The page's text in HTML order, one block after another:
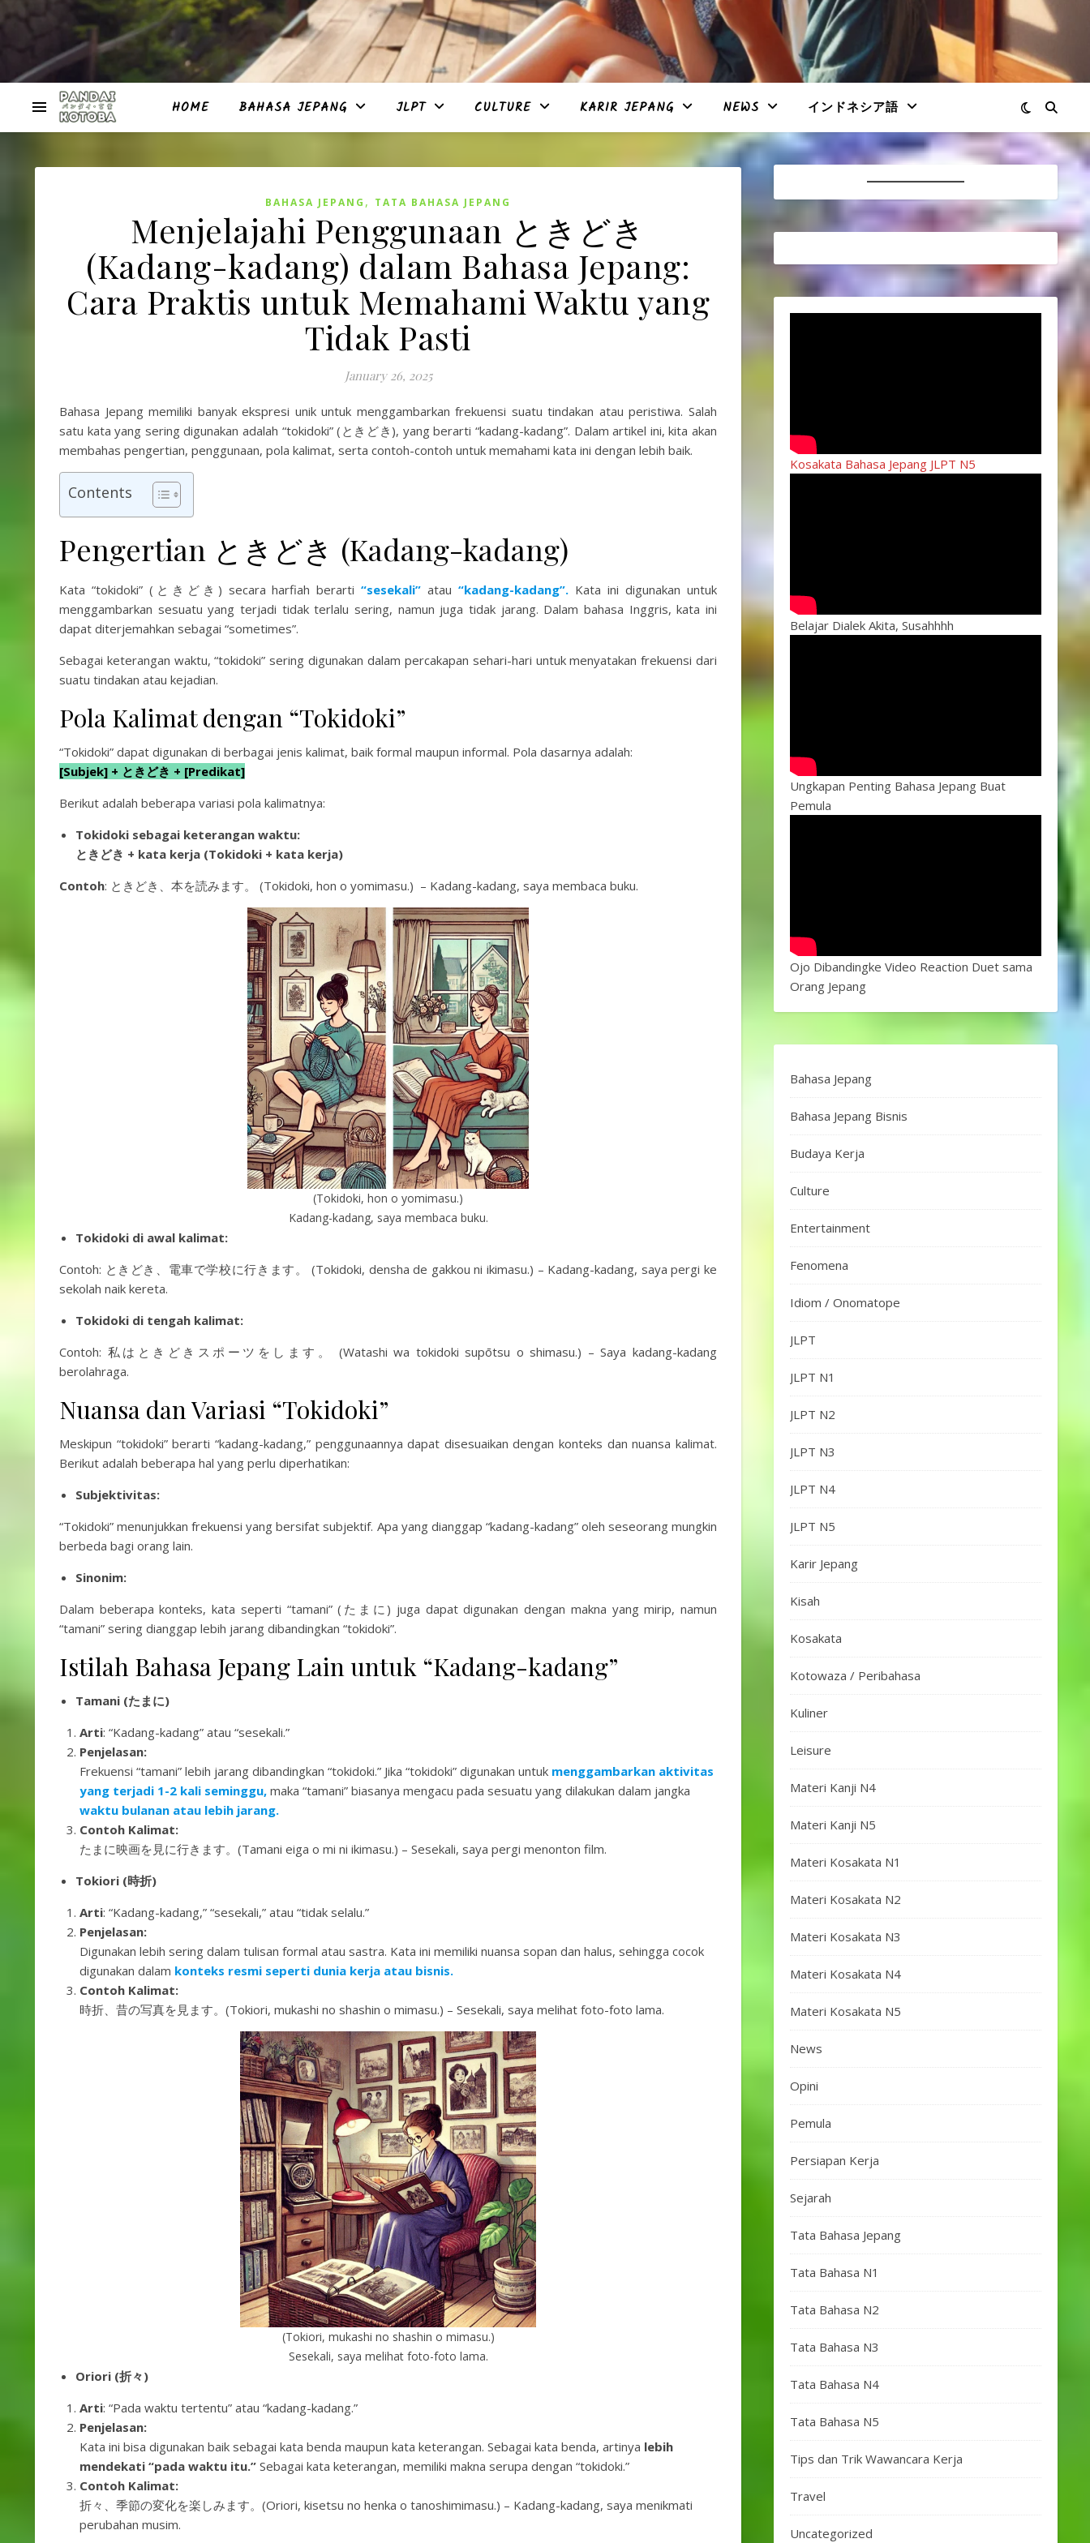
HOME BAHASA JEPANG JLPT CULTURE KARIR JEPANG NEWS インドネシア語
BAHASA JEPANG , TATA BAHASA JEPANG
Menjelajahi Penggunaan ときどき
(Kadang-kadang) dalam Bahasa Jepang:
Cara Praktis untuk Memahami Waktu yang
Tidak Pasti
January 26, 2025
Bahasa Jepang memiliki banyak ekspresi unik untuk menggambarkan frekuensi suatu tindakan atau peristiwa. Salah
satu kata yang sering digunakan adalah “tokidoki” (ときどき), yang berarti “kadang-kadang”. Dalam artikel ini, kita akan
membahas pengertian, penggunaan, pola kalimat, serta contoh-contoh untuk memahami kata ini dengan lebih baik.
Contents
Pengertian ときどき (Kadang-kadang)
Kata “tokidoki” (ときどき) secara harfiah berarti“sesekali” atau“kadang-kadang”. Kata ini digunakan untuk
menggambarkan sesuatu yang terjadi tidak terlalu sering, namun juga tidak jarang. Dalam bahasa Inggris, kata ini
dapat diterjemahkan sebagai “sometimes”.
Sebagai keterangan waktu, “tokidoki” sering digunakan dalam percakapan sehari-hari untuk menyatakan frekuensi dari
suatu tindakan atau kejadian.
Pola Kalimat dengan “Tokidoki”
“Tokidoki” dapat digunakan di berbagai jenis kalimat, baik formal maupun informal. Pola dasarnya adalah:
[Subjek] + ときどき + [Predikat]
Berikut adalah beberapa variasi pola kalimatnya:
Tokidoki sebagai keterangan waktu:
ときどき + kata kerja (Tokidoki + kata kerja)
Contoh: ときどき、本を読みます。 (Tokidoki, hon o yomimasu.) – Kadang-kadang, saya membaca buku.
(Tokidoki, hon o yomimasu.)
Kadang-kadang, saya membaca buku.
Tokidoki di awal kalimat:
Contoh: ときどき、電車で学校に行きます。 (Tokidoki, densha de gakkou ni ikimasu.) – Kadang-kadang, saya pergi ke
sekolah naik kereta.
Tokidoki di tengah kalimat:
Contoh: 私はときどきスポーツをします。 (Watashi wa tokidoki supōtsu o shimasu.) – Saya kadang-kadang
berolahraga.
Nuansa dan Variasi “Tokidoki”
Meskipun “tokidoki” berarti “kadang-kadang,” penggunaannya dapat disesuaikan dengan konteks dan nuansa kalimat.
Berikut adalah beberapa hal yang perlu diperhatikan:
Subjektivitas:
“Tokidoki” menunjukkan frekuensi yang bersifat subjektif. Apa yang dianggap “kadang-kadang” oleh seseorang mungkin
berbeda bagi orang lain.
Sinonim:
Dalam beberapa konteks, kata seperti “tamani” (たまに) juga dapat digunakan dengan makna yang mirip, namun
“tamani” sering dianggap lebih jarang dibandingkan “tokidoki”.
Istilah Bahasa Jepang Lain untuk “Kadang-kadang”
Tamani (たまに)
Arti: “Kadang-kadang” atau “sesekali.”
Penjelasan:
Frekuensi “tamani” lebih jarang dibandingkan “tokidoki.” Jika “tokidoki” digunakan untuk menggambarkan aktivitas
yang terjadi 1-2 kali seminggu, maka “tamani” biasanya mengacu pada sesuatu yang dilakukan dalam jangka
waktu bulanan atau lebih jarang.
Contoh Kalimat:
たまに映画を見に行きます。(Tamani eiga o mi ni ikimasu.) – Sesekali, saya pergi menonton film.
Tokiori (時折)
Arti: “Kadang-kadang,” “sesekali,” atau “tidak selalu.”
Penjelasan:
Digunakan lebih sering dalam tulisan formal atau sastra. Kata ini memiliki nuansa sopan dan halus, sehingga cocok
digunakan dalam konteks resmi seperti dunia kerja atau bisnis.
Contoh Kalimat:
時折、昔の写真を見ます。(Tokiori, mukashi no shashin o mimasu.) – Sesekali, saya melihat foto-foto lama.
(Tokiori, mukashi no shashin o mimasu.)
Sesekali, saya melihat foto-foto lama.
Oriori (折々)
Arti: “Pada waktu tertentu” atau “kadang-kadang.”
Penjelasan:
Kata ini bisa digunakan baik sebagai kata benda maupun kata keterangan. Sebagai kata benda, artinya lebih
mendekati “pada waktu itu.” Sebagai kata keterangan, memiliki makna serupa dengan “tokidoki.”
Contoh Kalimat:
折々、季節の変化を楽しみます。(Oriori, kisetsu no henka o tanoshimimasu.) – Kadang-kadang, saya menikmati
perubahan musim.
Kosakata Bahasa Jepang JLPT N5
Belajar Dialek Akita, Susahhhh
Ungkapan Penting Bahasa Jepang Buat
Pemula
Ojo Dibandingke Video Reaction Duet sama
Orang Jepang
Bahasa Jepang
Bahasa Jepang Bisnis
Budaya Kerja
Culture
Entertainment
Fenomena
Idiom / Onomatope
JLPT
JLPT N1
JLPT N2
JLPT N3
JLPT N4
JLPT N5
Karir Jepang
Kisah
Kosakata
Kotowaza / Peribahasa
Kuliner
Leisure
Materi Kanji N4
Materi Kanji N5
Materi Kosakata N1
Materi Kosakata N2
Materi Kosakata N3
Materi Kosakata N4
Materi Kosakata N5
News
Opini
Pemula
Persiapan Kerja
Sejarah
Tata Bahasa Jepang
Tata Bahasa N1
Tata Bahasa N2
Tata Bahasa N3
Tata Bahasa N4
Tata Bahasa N5
Tips dan Trik Wawancara Kerja
Travel
Uncategorized